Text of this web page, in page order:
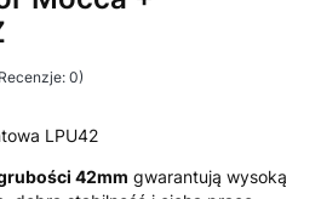
0)
LPU42
42mm gwarantują wysoką